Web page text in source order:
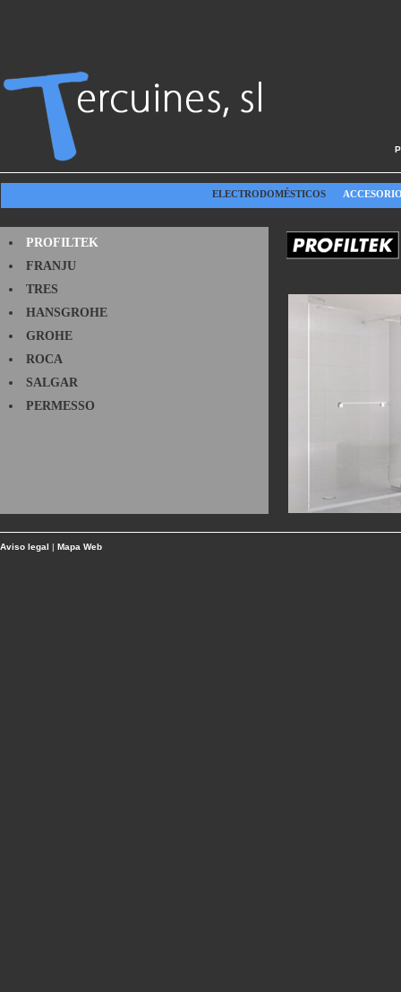
ELECTRODOMÉSTICOS
PROFILTEK
FRANJU
TRES
HANSGROHE
GROHE
ROCA
SALGAR
PERMESSO
Aviso legal | Mapa Web